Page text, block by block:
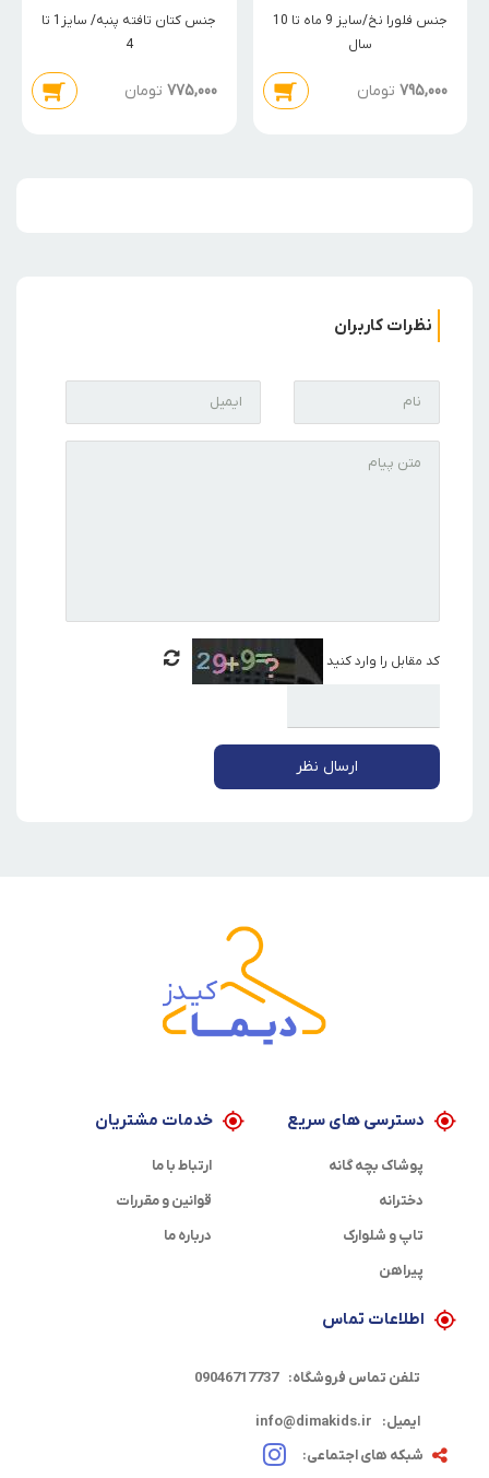
جنس فلورا نخ/سایز 9 ماه تا 10
سال
795,000 تومان
جنس کتان تافته پنبه/ سایز1 تا
4
775,000 تومان
نظرات کاربران
کد مقابل را وارد کنید
ارسال نظر
دسترسی های سریع
پوشاک بچه گانه
دخترانه
تاپ و شلوارک
پیراهن
خدمات مشتریان
ارتباط با ما
قوانین و مقررات
درباره ما
اطلاعات تماس
تلفن تماس فروشگاه: 09046717737
ایمیل:
info@dimakids.ir
شبکه های اجتماعی: